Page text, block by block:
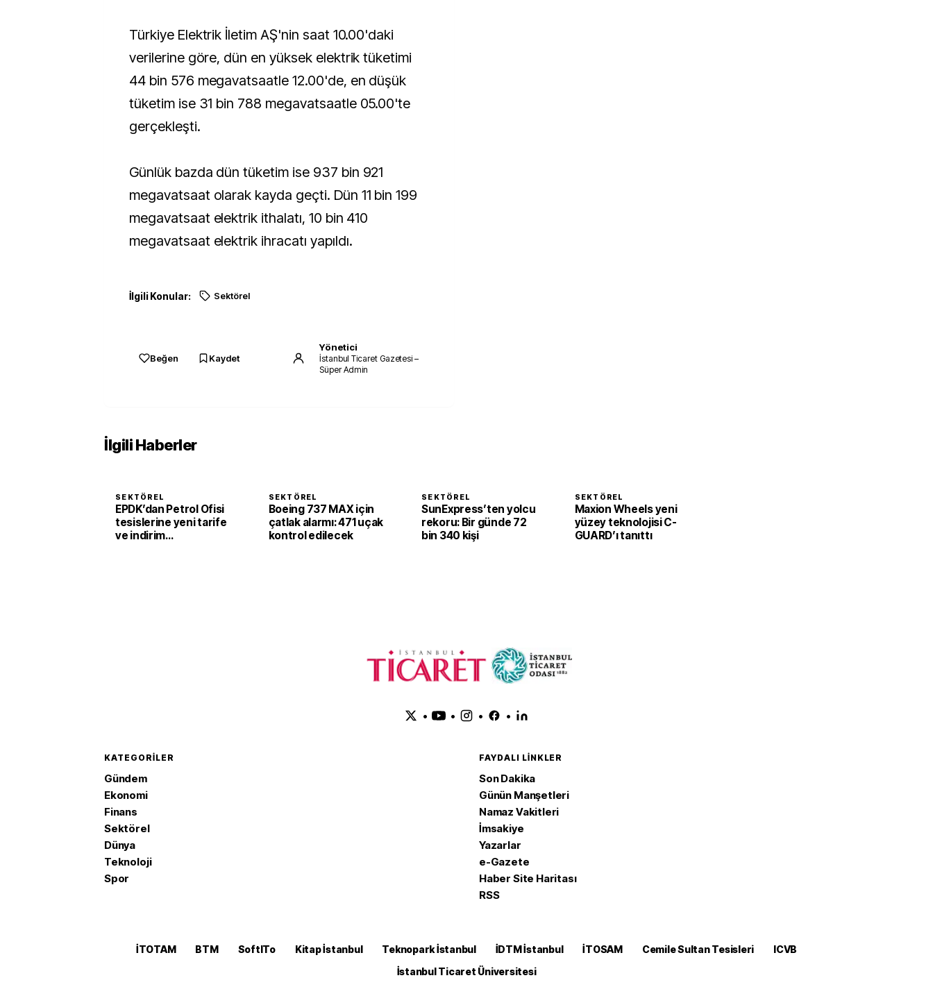
Türkiye Elektrik İletim AŞ'nin saat 10.00'daki
verilerine göre, dün en yüksek elektrik tüketimi
44 bin 576 megavatsaatle 12.00'de, en düşük
tüketim ise 31 bin 788 megavatsaatle 05.00'te
gerçekleşti.
Günlük bazda dün tüketim ise 937 bin 921
megavatsaat olarak kayda geçti. Dün 11 bin 199
megavatsaat elektrik ithalatı, 10 bin 410
megavatsaat elektrik ihracatı yapıldı.
İlgili Konular: Sektörel
Beğen Kaydet
Yönetici
İstanbul Ticaret Gazetesi –
Süper Admin
İlgili Haberler
SEKTÖREL
EPDK’dan Petrol Ofisi
tesislerine yeni tarife
ve indirim
SEKTÖREL
Boeing 737 MAX için
çatlak alarmı: 471 uçak
kontrol edilecek
SEKTÖREL
SunExpress’ten yolcu
rekoru: Bir günde 72
bin 340 kişi
SEKTÖREL
Maxion Wheels yeni
yüzey teknolojisi C-
GUARD’ı tanıttı
• • • •
KATEGORILER
Gündem
Ekonomi
Finans
Sektörel
Dünya
Teknoloji
Spor
FAYDALI LINKLER
Son Dakika
Günün Manşetleri
Namaz Vakitleri
İmsakiye
Yazarlar
e-Gazete
Haber Site Haritası
RSS
İTOTAM BTM SoftITo Kitap İstanbul Teknopark İstanbul İDTM İstanbul İTOSAM Cemile Sultan Tesisleri
ICVB
İstanbul Ticaret Üniversitesi